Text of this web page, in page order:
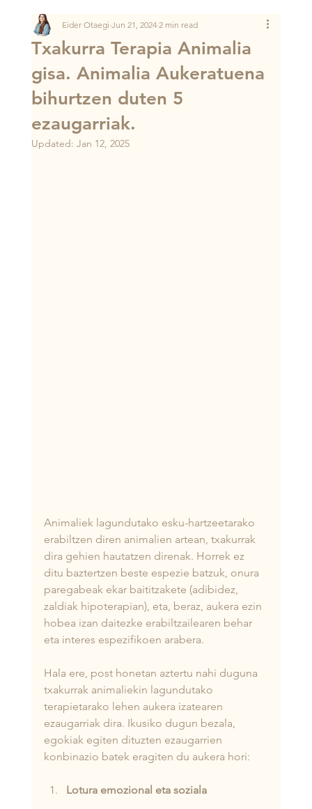
Txakurra Terapia Animalia
gisa. Animalia Aukeratuena
bihurtzen duten 5
ezaugarriak.
Eider Otaegi Jun 21, 2024 2 min read
Updated: Jan 12, 2025
Animaliek lagundutako esku-hartzeetarako
erabiltzen diren animalien artean, txakurrak
dira gehien hautatzen direnak. Horrek ez
ditu baztertzen beste espezie batzuk, onura
paregabeak ekar baititzakete (adibidez,
zaldiak hipoterapian), eta, beraz, aukera ezin
hobea izan daitezke erabiltzailearen behar
eta interes espezifikoen arabera.
Hala ere, post honetan aztertu nahi duguna
txakurrak animaliekin lagundutako
terapietarako lehen aukera izatearen
ezaugarriak dira. Ikusiko dugun bezala,
egokiak egiten dituzten ezaugarrien
konbinazio batek eragiten du aukera hori:
Lotura emozional eta soziala